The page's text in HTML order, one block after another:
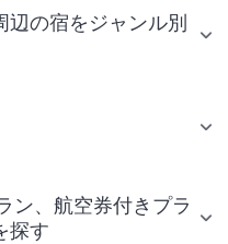
の宿をジャンル別
ン、航空券付きプラ
探す